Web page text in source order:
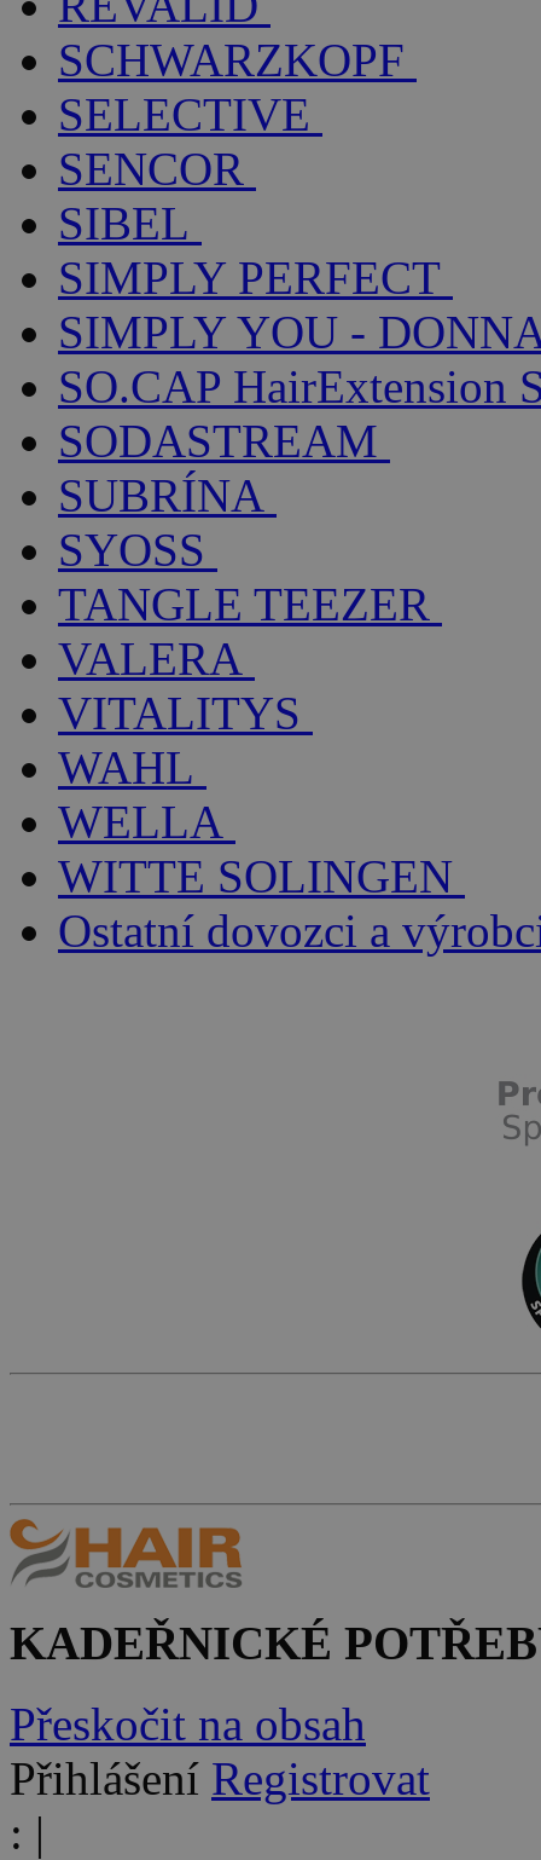
SCHWARZKOPF
SELECTIVE
SENCOR
SIBEL
SIMPLY PERFECT
SIMPLY YOU -
SO.CAP HairExtension
SODASTREAM
SUBRÍNA
SYOSS
TANGLE TEEZER
VALERA
VITALITYS
WAHL
WELLA
WITTE SOLINGEN
Ostatní dovozci a
KADEŘNICKÉ
Přeskočit na obsah
Přihlášení Registrovat
: |